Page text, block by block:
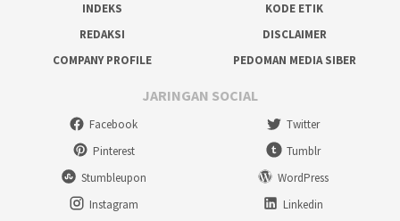
INDEKS
KODE ETIK
REDAKSI
DISCLAIMER
COMPANY PROFILE
PEDOMAN MEDIA SIBER
JARINGAN SOCIAL
Facebook
Twitter
Pinterest
Tumblr
Stumbleupon
WordPress
Instagram
Linkedin